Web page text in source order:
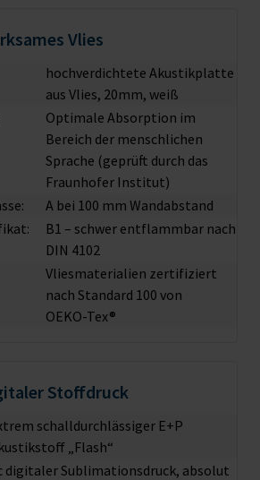
Vlies
hochverdichtete Akustikplatte
aus Vlies, 20mm, weiß
Optimale Absorption im
Bereich der menschlichen
Sprache (geprüft durch das
Fraunhofer Institut)
A bei 100 mm Wandabstand
B1 – schwer entflammbar nach
DIN 4102
Vliesmaterialien zertifiziert
nach Standard 100 von
OEKO-Tex®
Stoffdruck
schalldurchlässiger E+P
„Flash“
digitaler Sublimationsdruck, absolut